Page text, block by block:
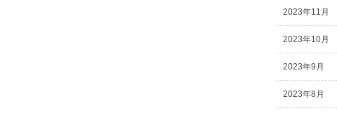
2023年11月
2023年10月
2023年9月
2023年8月